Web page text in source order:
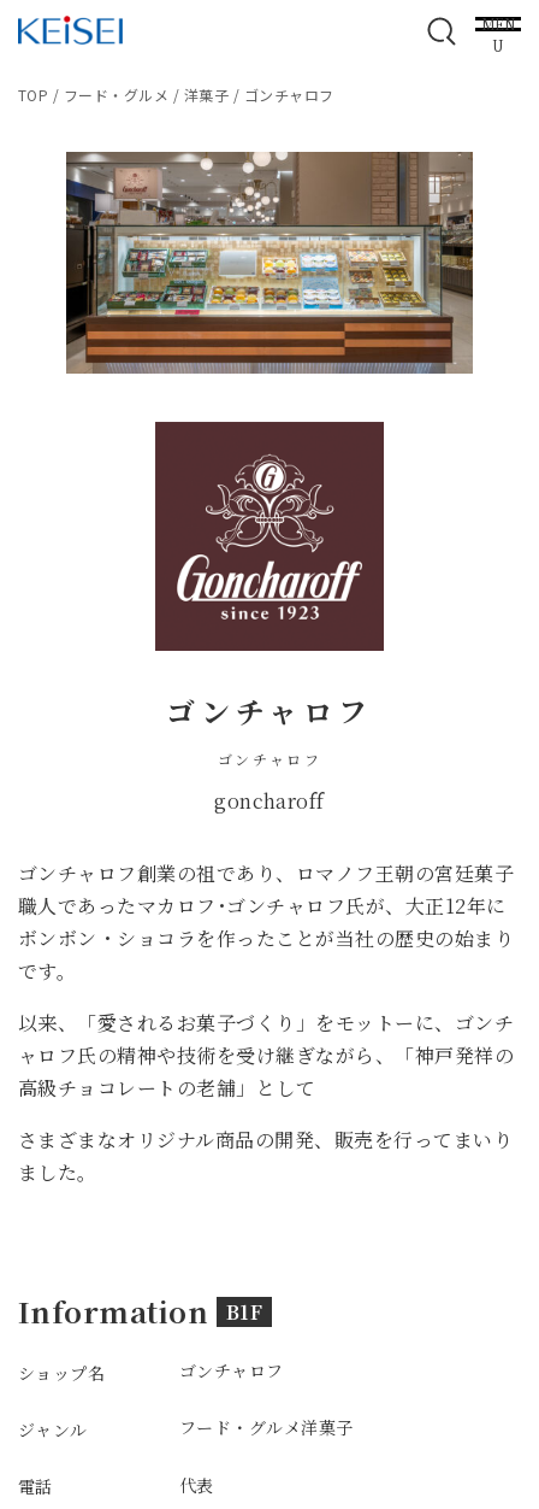
MEN
U
TOP / フード・グルメ / 洋菓子 / ゴンチャロフ
ゴンチャロフ
ゴンチャロフ
goncharoff
ゴンチャロフ創業の祖であり、ロマノフ王朝の宮廷菓子
職人であったマカロフ･ゴンチャロフ氏が、大正12年に
ボンボン・ショコラを作ったことが当社の歴史の始まり
です。
以来、「愛されるお菓子づくり」をモットーに、ゴンチ
ャロフ氏の精神や技術を受け継ぎながら、「神戸発祥の
高級チョコレートの老舗」として
さまざまなオリジナル商品の開発、販売を行ってまいり
ました。
Information B1F
ショップ名 ゴンチャロフ
ジャンル フード・グルメ洋菓子
電話 代表